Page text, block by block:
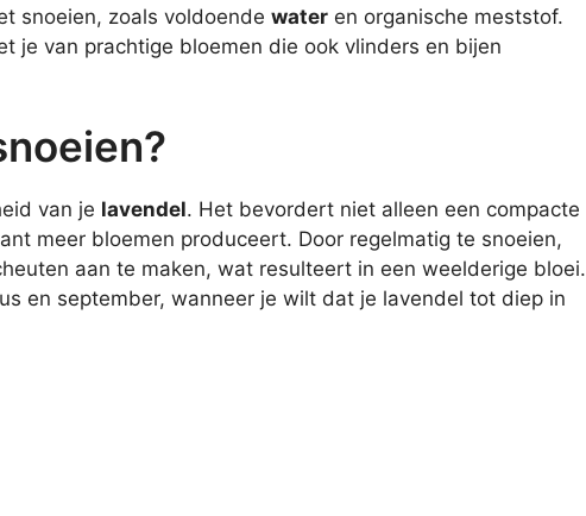
snoeien, zoals voldoende water en organische meststof.
je van prachtige bloemen die ook vlinders en bijen
van je lavendel. Het bevordert niet alleen een compacte
meer bloemen produceert. Door regelmatig te snoeien,
aan te maken, wat resulteert in een weelderige bloei.
en september, wanneer je wilt dat je lavendel tot diep in